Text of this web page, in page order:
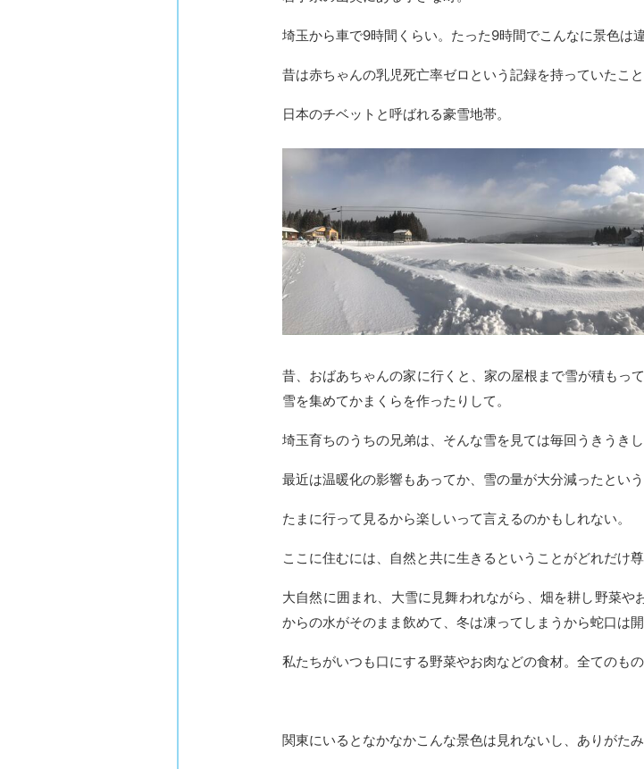
埼玉から車で9時間くらい。たった9時間でこんなに景色は違
昔は赤ちゃんの乳児死亡率ゼロという記録を持っていたこと
日本のチベットと呼ばれる豪雪地帯。
昔、おばあちゃんの家に行くと、家の屋根まで雪が積もっ
雪を集めてかまくらを作ったりして。
埼玉育ちのうちの兄弟は、そんな雪を見ては毎回うきうき
最近は温暖化の影響もあってか、雪の量が大分減ったとい
たまに行って見るから楽しいって言えるのかもしれない。
ここに住むには、自然と共に生きるということがどれだけ
大自然に囲まれ、大雪に見舞われながら、畑を耕し野菜
からの水がそのまま飲めて、冬は凍ってしまうから蛇口は
私たちがいつも口にする野菜やお肉などの食材。全てのも
関東にいるとなかなかこんな景色は見れないし、ありがた